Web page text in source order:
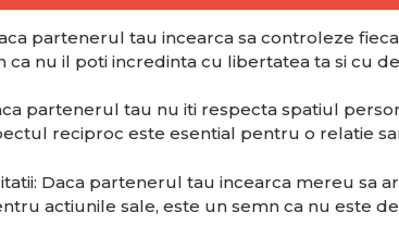
partenerul tau incearca sa controleze
ca nu il poti incredinta cu libertatea ta si cu
partenerul tau nu iti respecta spatiul
reciproc este esential pentru o relatie
Daca partenerul tau incearca mereu sa
actiunile sale, este un semn ca nu este